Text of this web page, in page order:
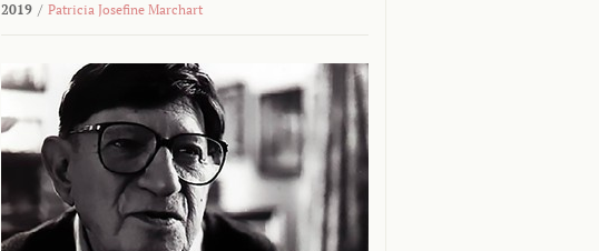
2019 / Patricia Josefine Marchart